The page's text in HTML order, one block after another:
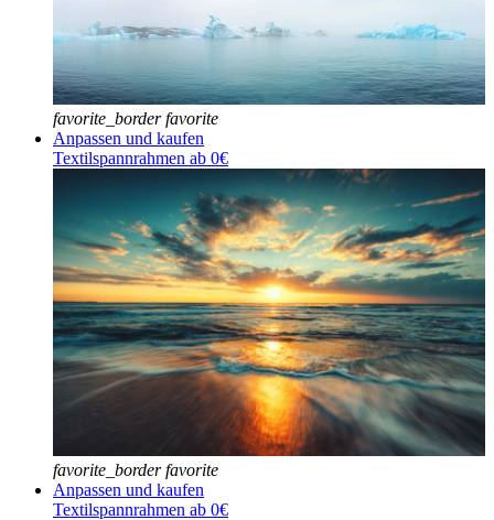
favorite_border favorite
Anpassen und kaufen
Textilspannrahmen ab 0€
favorite_border favorite
Anpassen und kaufen
Textilspannrahmen ab 0€